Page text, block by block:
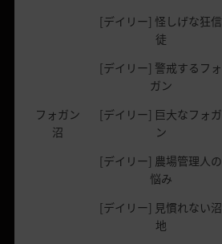
[デイリー] 怪しげな狂信
徒
フォガン
沼
[デイリー] 警戒するフォ
ガン
[デイリー] 巨大なフォガ
ン
[デイリー] 農場管理人の
悩み
[デイリー] 見慣れない沼
地